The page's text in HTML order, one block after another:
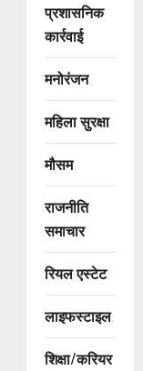
प्रशासनिक
कार्रवाई
मनोरंजन
महिला सुरक्षा
मौसम
राजनीति
समाचार
रियल एस्टेट
लाइफस्टाइल
शिक्षा/करियर